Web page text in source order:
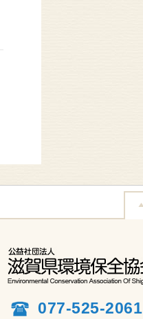
077-525-2061